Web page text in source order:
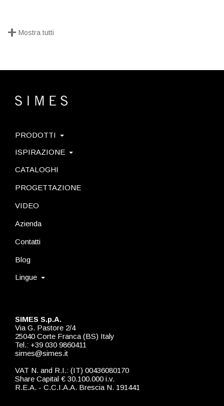
+ Mostra tutti
SIMES S.p.A.
Via G. Pastore 2/4
25040 Corte Franca (BS) Italy
Tel.: +39 030 9860411
simes@simes.it
VAT N. and R.I.: (IT) 00436080170
Share Capital € 30.100.000 i.v.
R.E.A. - C.C.I.A.A. Brescia N. 191441
PRODOTTI
ISPIRAZIONE
CATALOGHI
PROGETTAZIONE
VIDEO
Azienda
Contatti
Blog
Lingue